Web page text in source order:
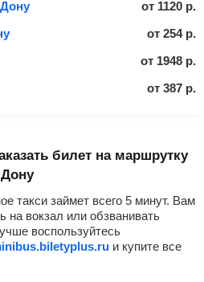
от 1120 р.
от 254 р.
от 1948 р.
от 387 р.
такси займет всего 5 минут. Вам
на вокзал или обзванивать
воспользуйтесь
и купите все